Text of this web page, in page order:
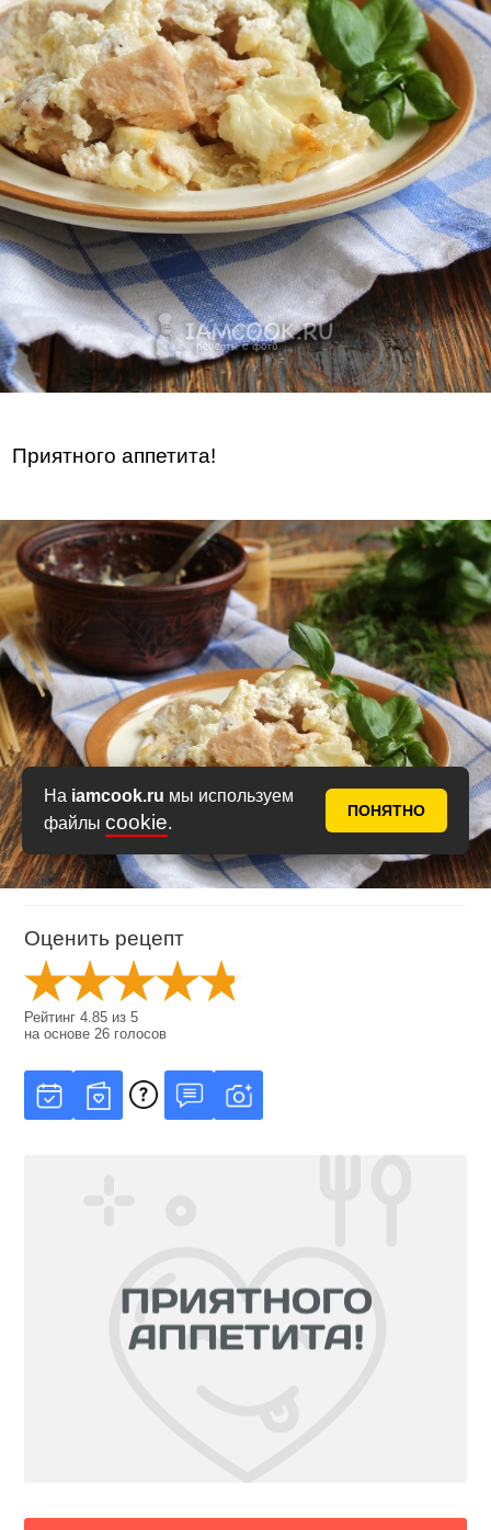
На iamcook.ru мы используем
файлы cookie.
ПОНЯТНО
Приятного аппетита!
Оценить рецепт
Рейтинг4.85 из5
на основе26 голосов